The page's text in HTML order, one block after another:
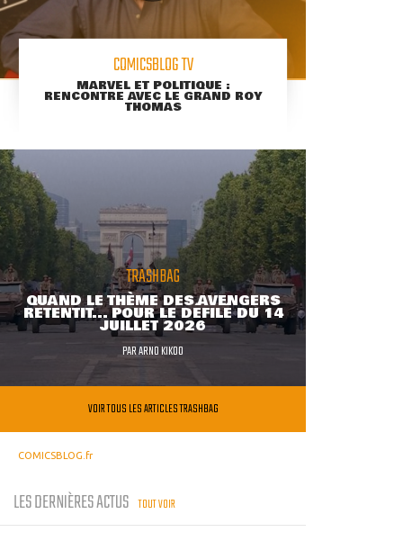
COMICSBLOG TV
MARVEL ET POLITIQUE :
RENCONTRE AVEC LE GRAND ROY
THOMAS
TRASHBAG
QUAND LE THÈME DES AVENGERS
RETENTIT... POUR LE DÉFILÉ DU 14
JUILLET 2026
PARARNO KIKOO
VOIR TOUS LES ARTICLES TRASHBAG
COMICSBLOG.fr
LES DERNIÈRES ACTUS TOUT VOIR